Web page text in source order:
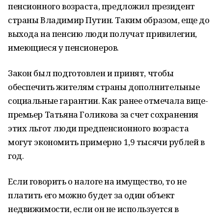
пенсионного возраста, предложил президент
страны Владимир Путин. Таким образом, еще до
выхода на пенсию люди получат привилегии,
имеющиеся у пенсионеров.
Закон был подготовлен и принят, чтобы
обеспечить жителям страны дополнительные
социальные гарантии. Как ранее отмечала вице-
премьер Татьяна Голикова за счет сохранения
этих льгот люди предпенсионного возраста
могут экономить примерно 1,9 тысячи рублей в
год.
Если говорить о налоге на имущество, то не
платить его можно будет за один объект
недвижимости, если он не используется в